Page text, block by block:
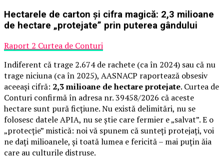
Hectarele de carton și cifra magică: 2,3 milioane
de hectare „protejate” prin puterea gândului
Raport 2 Curtea de Conturi
Indiferent că trage 2.674 de rachete (ca în 2024) sau că nu
trage niciuna (ca în 2025), AASNACP raportează obsesiv
aceeași cifră: 2,3 milioane de hectare protejate. Curtea de
Conturi confirmă în adresa nr. 39458/2026 că aceste
hectare sunt pură ficțiune. Nu există delimitări, nu se
folosesc datele APIA, nu se știe care fermier e „salvat”. E o
„protecție” mistică: noi vă spunem că sunteți protejați, voi
ne dați milioanele, și toată lumea e fericită – mai puțin ăia
care au culturile distruse.